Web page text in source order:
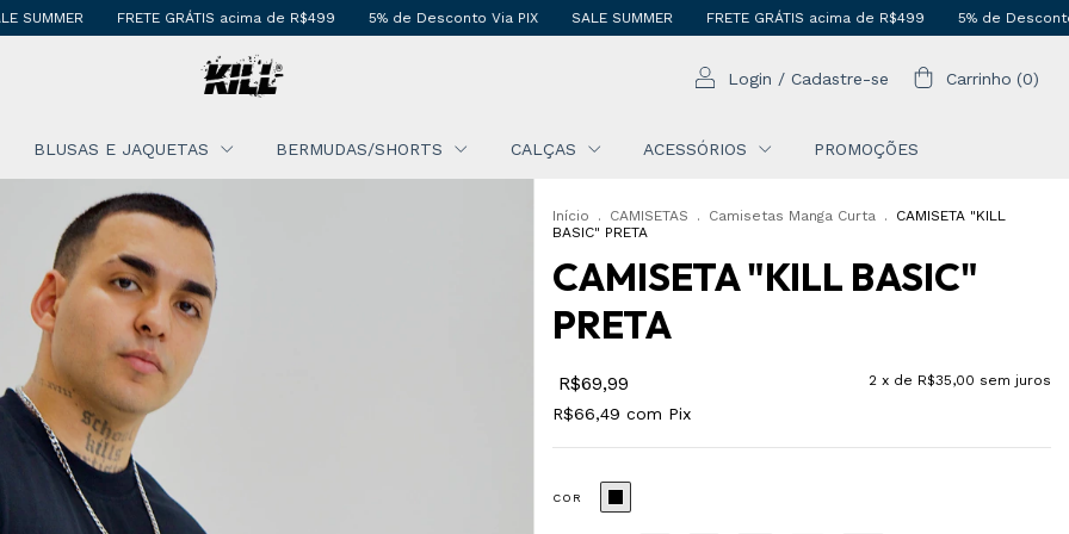
acima de R$499 5% de Desconto Via PIX SALE SUMMER FRETE GRÁTIS acima de R$499 5% de Desconto Via PIX SALE
Login / Cadastre-se Carrinho (0)
BLUSAS E JAQUETAS BERMUDAS/SHORTS CALÇAS ACESSÓRIOS PROMOÇÕES
Início . CAMISETAS . Camisetas Manga Curta .
CAMISETA "KILL
BASIC" PRETA
CAMISETA "KILL BASIC"
PRETA
R$69,99 2 x de R$35,00 sem juros
R$66,49 com Pix
COR